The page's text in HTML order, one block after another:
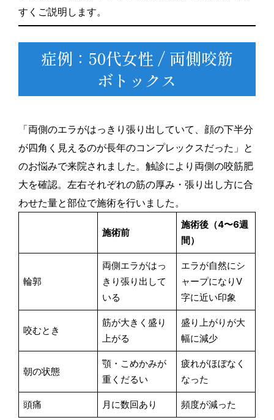
すくご説明します。
症例：50代女性 / 両側咬筋
ボトックス
「両側のエラがはっきり張り出していて、顔の下半分
が四角く見えるのが長年のコンプレックスだった」と
のお悩みで来院されました。触診により両側の咬筋肥
大を確認。左右それぞれの筋の厚み・張り出し方に合
わせた量と部位で施術を行いました。
施術前
施術後（4〜6週
間）
輪郭
両側エラがはっ
きり張り出して
いる
エラが自然にシ
ャープになりV
字に近い印象
咬むとき
筋が大きく盛り
上がる
盛り上がりが大
幅に減少
朝の状態
顎・こめかみが
重くだるい
疲れがほぼなく
なった
頭痛 月に数回あり 頻度が減った